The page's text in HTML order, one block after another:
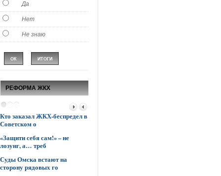
Да
Нет
Не знаю
РЕФОРМА ЖКХ
Кто заказал ЖКХ-беспредел в
Советском о
«Защити себя сам!» – не
лозунг, а… треб
Суды Омска встают на
сторону рядовых го